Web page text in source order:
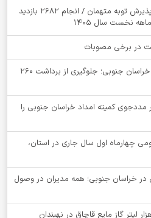
خراسان جنوبی رتبه اول کشور در پذیرش توبه متهمان / انجام ۲۶۸۲ بازدید
نخست سال 1405
در برخی مصوبات
انسداد ۳۴ حلقه چاه غیرمجاز در خراسان جنوبی؛ جلوگیری از برداشت ۲۶۰
بینایی بیش از ۵ هزار مددجوی کمیته امداد خراسان جنوبی را
چهارماه اول سال جاری در استان،
در خراسان جنوبی؛ همه مدیران در وصول